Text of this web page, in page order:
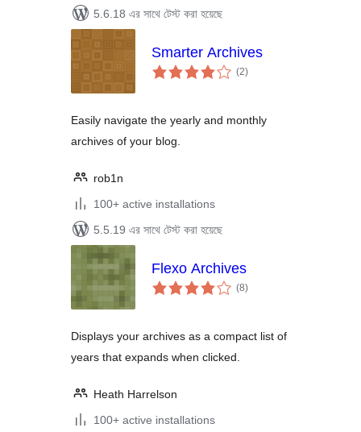
5.6.18 এর সাথে টেস্ট করা হয়েছে
Smarter Archives
(2total
ratings
)
Easily navigate the yearly and monthly
archives of your blog.
rob1n
100+ active installations
5.5.19 এর সাথে টেস্ট করা হয়েছে
Flexo Archives
(8total
ratings
)
Displays your archives as a compact list of
years that expands when clicked.
Heath Harrelson
100+ active installations